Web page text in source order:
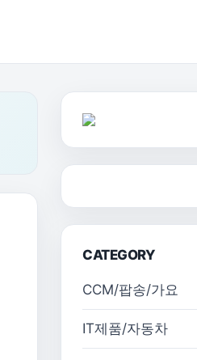
CATEGORY
CCM/팝송/가요
IT제품/자동차